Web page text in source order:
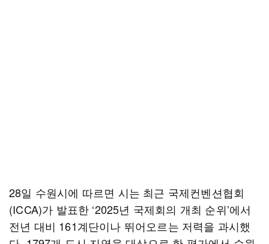
28일 수원시에 따르면 시는 최근 국제컨벤션협회
(ICCA)가 발표한 ‘2025년 국제회의 개최 순위’에서
전년 대비 161계단이나 뛰어오르는 저력을 과시했